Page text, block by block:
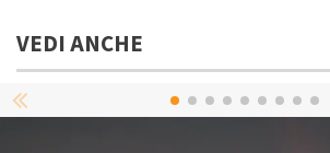
VEDI ANCHE